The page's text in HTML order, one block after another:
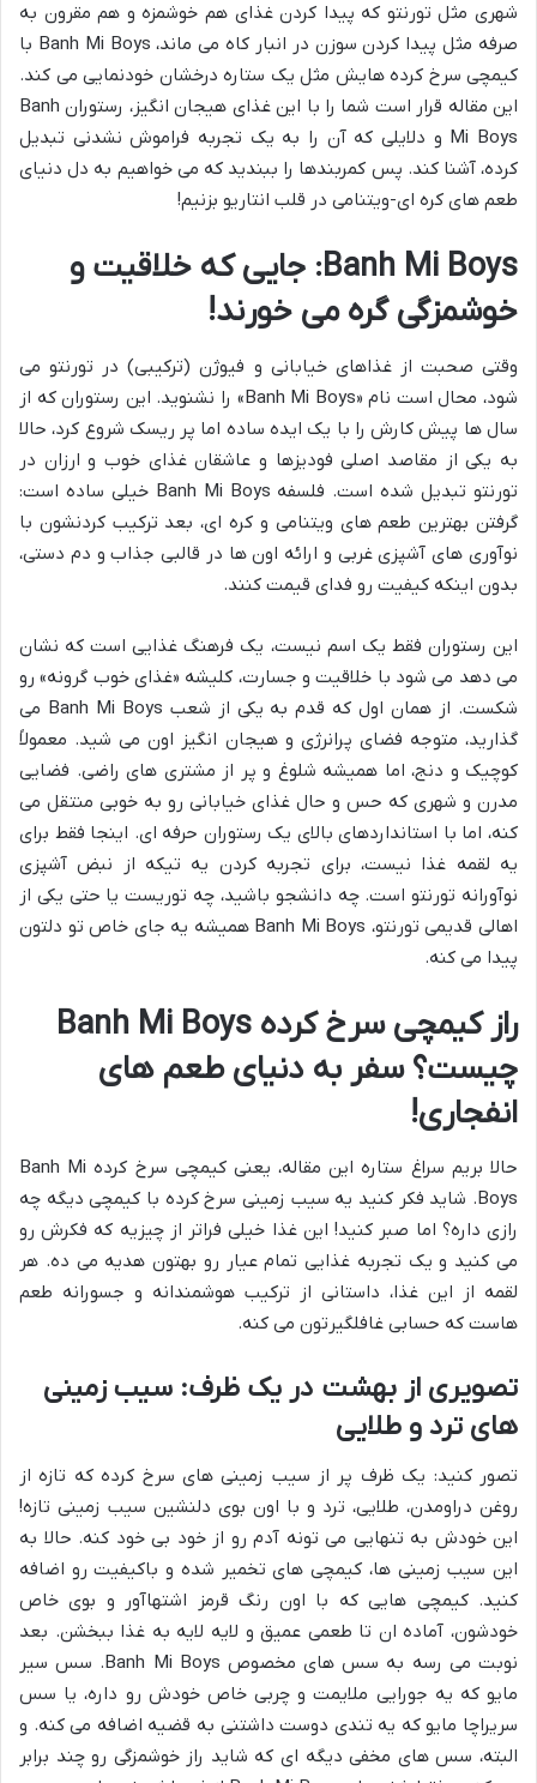
شهری مثل تورنتو که پیدا کردن غذای هم خوشمزه و هم مقرون به
صرفه مثل پیدا کردن سوزن در انبار کاه می ماند، Banh Mi Boys با
کیمچی سرخ کرده هایش مثل یک ستاره درخشان خودنمایی می کند.
این مقاله قرار است شما را با این غذای هیجان انگیز، رستوران Banh
Mi Boys و دلایلی که آن را به یک تجربه فراموش نشدنی تبدیل
کرده، آشنا کند. پس کمربندها را ببندید که می خواهیم به دل دنیای
طعم های کره ای-ویتنامی در قلب انتاریو بزنیم!
Banh Mi Boys: جایی که خلاقیت و
خوشمزگی گره می خورند!
وقتی صحبت از غذاهای خیابانی و فیوژن (ترکیبی) در تورنتو می
شود، محال است نام «Banh Mi Boys» را نشنوید. این رستوران که از
سال ها پیش کارش را با یک ایده ساده اما پر ریسک شروع کرد، حالا
به یکی از مقاصد اصلی فودیزها و عاشقان غذای خوب و ارزان در
تورنتو تبدیل شده است. فلسفه Banh Mi Boys خیلی ساده است:
گرفتن بهترین طعم های ویتنامی و کره ای، بعد ترکیب کردنشون با
نوآوری های آشپزی غربی و ارائه اون ها در قالبی جذاب و دم دستی،
بدون اینکه کیفیت رو فدای قیمت کنند.
این رستوران فقط یک اسم نیست، یک فرهنگ غذایی است که نشان
می دهد می شود با خلاقیت و جسارت، کلیشه «غذای خوب گرونه» رو
شکست. از همان اول که قدم به یکی از شعب Banh Mi Boys می
گذارید، متوجه فضای پرانرژی و هیجان انگیز اون می شید. معمولاً
کوچیک و دنج، اما همیشه شلوغ و پر از مشتری های راضی. فضایی
مدرن و شهری که حس و حال غذای خیابانی رو به خوبی منتقل می
کنه، اما با استانداردهای بالای یک رستوران حرفه ای. اینجا فقط برای
یه لقمه غذا نیست، برای تجربه کردن یه تیکه از نبض آشپزی
نوآورانه تورنتو است. چه دانشجو باشید، چه توریست یا حتی یکی از
اهالی قدیمی تورنتو، Banh Mi Boys همیشه یه جای خاص تو دلتون
پیدا می کنه.
راز کیمچی سرخ کرده Banh Mi Boys
چیست؟ سفر به دنیای طعم های
انفجاری!
حالا بریم سراغ ستاره این مقاله، یعنی کیمچی سرخ کرده Banh Mi
Boys. شاید فکر کنید یه سیب زمینی سرخ کرده با کیمچی دیگه چه
رازی داره؟ اما صبر کنید! این غذا خیلی فراتر از چیزیه که فکرش رو
می کنید و یک تجربه غذایی تمام عیار رو بهتون هدیه می ده. هر
لقمه از این غذا، داستانی از ترکیب هوشمندانه و جسورانه طعم
هاست که حسابی غافلگیرتون می کنه.
تصویری از بهشت در یک ظرف: سیب زمینی
های ترد و طلایی
تصور کنید: یک ظرف پر از سیب زمینی های سرخ کرده که تازه از
روغن دراومدن، طلایی، ترد و با اون بوی دلنشین سیب زمینی تازه!
این خودش به تنهایی می تونه آدم رو از خود بی خود کنه. حالا به
این سیب زمینی ها، کیمچی های تخمیر شده و باکیفیت رو اضافه
کنید. کیمچی هایی که با اون رنگ قرمز اشتهاآور و بوی خاص
خودشون، آماده ان تا طعمی عمیق و لایه لایه به غذا ببخشن. بعد
نوبت می رسه به سس های مخصوص Banh Mi Boys. سس سیر
مایو که یه جورایی ملایمت و چربی خاص خودش رو داره، یا سس
سریراچا مایو که یه تندی دوست داشتنی به قضیه اضافه می کنه. و
البته، سس های مخفی دیگه ای که شاید راز خوشمزگی رو چند برابر